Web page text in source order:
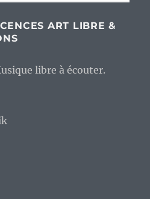
ART LIBRE &
libre à écouter.